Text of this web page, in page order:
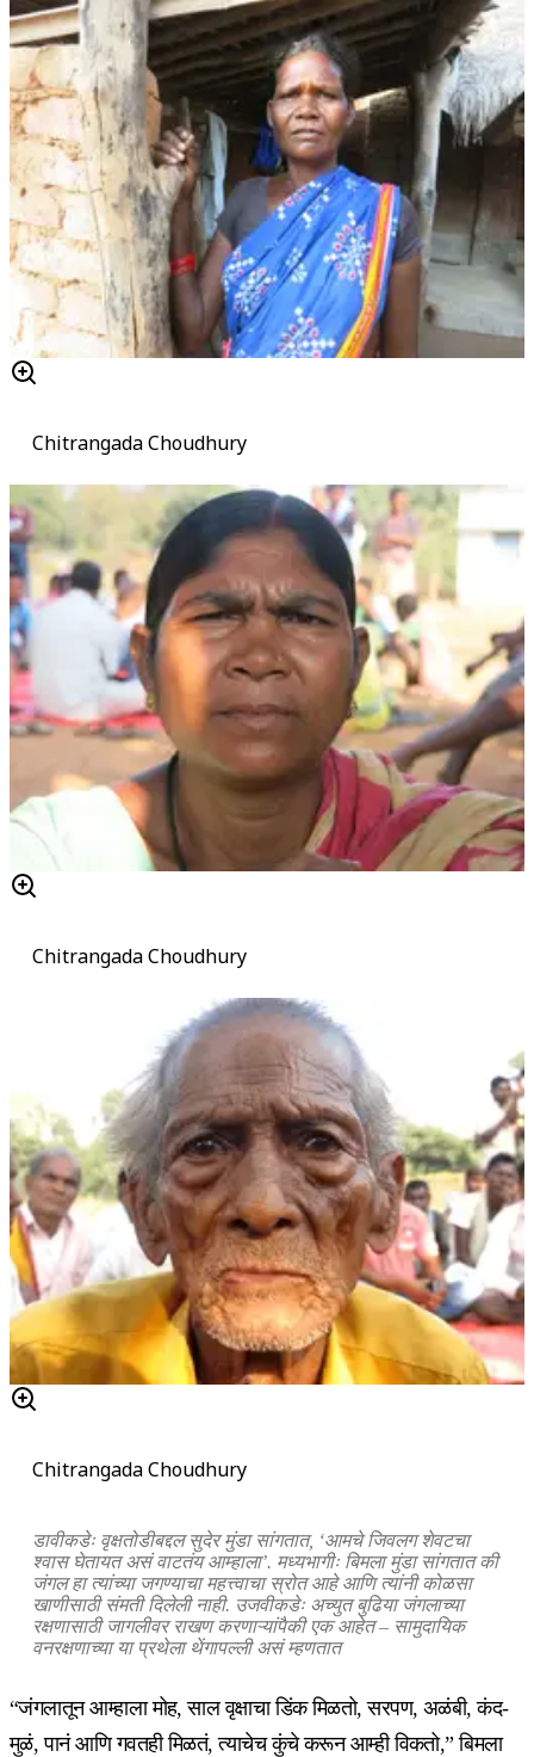
Chitrangada Choudhury
Chitrangada Choudhury
Chitrangada Choudhury
डावीकडेः वृक्षतोडीबद्दल सुदेर मुंडा सांगतात, ‘आमचे जिवलग शेवटचा
श्वास घेतायत असं वाटतंय आम्हाला’. मध्यभागीः बिमला मुंडा सांगतात की
जंगल हा त्यांच्या जगण्याचा महत्त्वाचा स्रोत आहे आणि त्यांनी कोळसा
खाणीसाठी संमती दिलेली नाही. उजवीकडेः अच्युत बुढिया जंगलाच्या
रक्षणासाठी जागलीवर राखण करणाऱ्यांपैकी एक आहेत – सामुदायिक
वनरक्षणाच्या या प्रथेला थेंगापल्लीअसं म्हणतात
“जंगलातून आम्हाला मोह, साल वृक्षाचा डिंक मिळतो, सरपण, अळंबी, कंद-
मुळं, पानं आणि गवतही मिळतं, त्याचेच कुंचे करून आम्ही विकतो,” बिमला